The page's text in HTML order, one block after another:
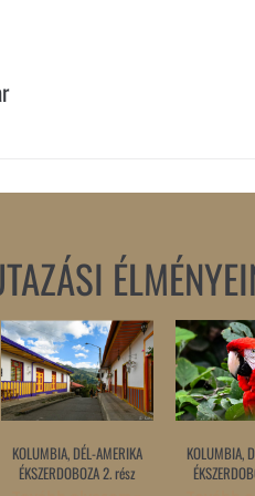
KOLUMBIA, DÉL-AMERIKA
ÉKSZERDOBOZA 2. rész
KOLUMBIA,